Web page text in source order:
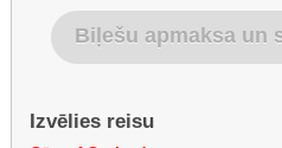
Biļešu apmaksa un
Izvēlies reisu